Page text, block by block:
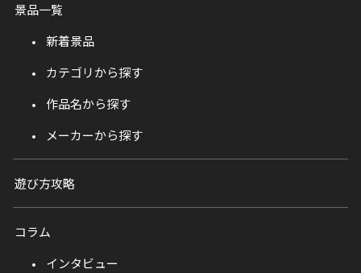
景品一覧
新着景品
カテゴリから探す
作品名から探す
メーカーから探す
遊び方攻略
コラム
インタビュー